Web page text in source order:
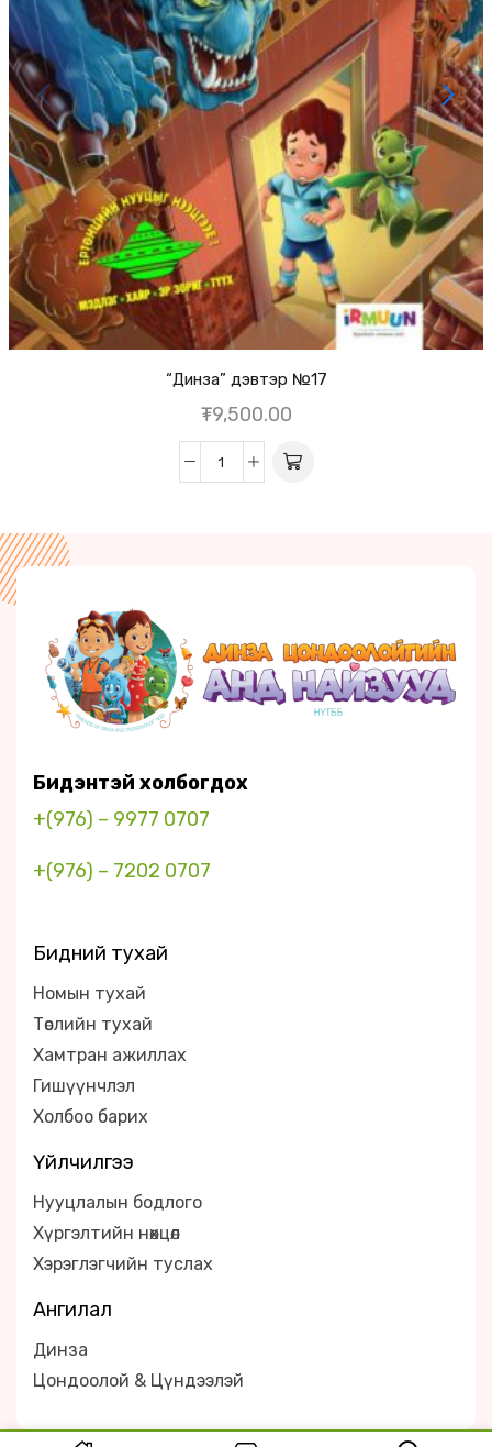
“Динза” дэвтэр №17
₮9,500.00
Бидэнтэй холбогдох
+(976) – 9977 0707
+(976) – 7202 0707
Бидний тухай
Номын тухай
Төслийн тухай
Хамтран ажиллах
Гишүүнчлэл
Холбоо барих
Үйлчилгээ
Нууцлалын бодлого
Хүргэлтийн нөхцөл
Хэрэглэгчийн туслах
Ангилал
Динза
Цондоолой & Цүндээлэй